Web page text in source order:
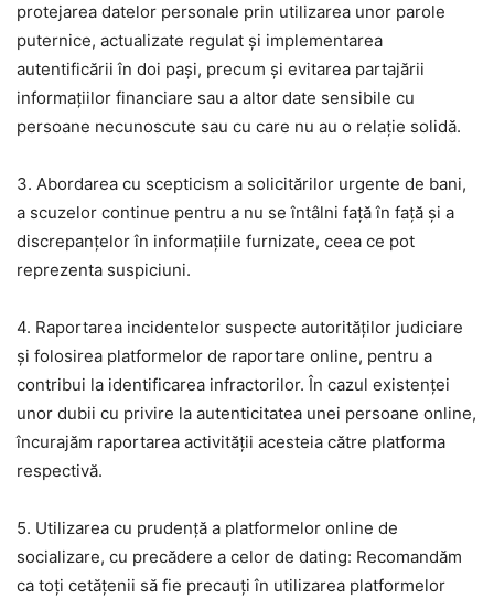
protejarea datelor personale prin utilizarea unor parole
puternice, actualizate regulat și implementarea
autentificării în doi pași, precum și evitarea partajării
informațiilor financiare sau a altor date sensibile cu
persoane necunoscute sau cu care nu au o relație solidă.
3. Abordarea cu scepticism a solicitărilor urgente de bani,
a scuzelor continue pentru a nu se întâlni față în față și a
discrepanțelor în informațiile furnizate, ceea ce pot
reprezenta suspiciuni.
4. Raportarea incidentelor suspecte autorităților judiciare
și folosirea platformelor de raportare online, pentru a
contribui la identificarea infractorilor. În cazul existenței
unor dubii cu privire la autenticitatea unei persoane online,
încurajăm raportarea activității acesteia către platforma
respectivă.
5. Utilizarea cu prudență a platformelor online de
socializare, cu precădere a celor de dating: Recomandăm
ca toți cetățenii să fie precauți în utilizarea platformelor